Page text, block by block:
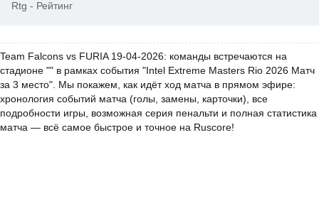
Rtg - Рейтинг
Team Falcons vs FURIA 19-04-2026: команды встречаются на
стадионе "" в рамках события "Intel Extreme Masters Rio 2026 Матч
за 3 место". Мы покажем, как идёт ход матча в прямом эфире:
хронология событий матча (голы, замены, карточки), все
подробности игры, возможная серия пенальти и полная статистика
матча — всё самое быстрое и точное на Ruscore!